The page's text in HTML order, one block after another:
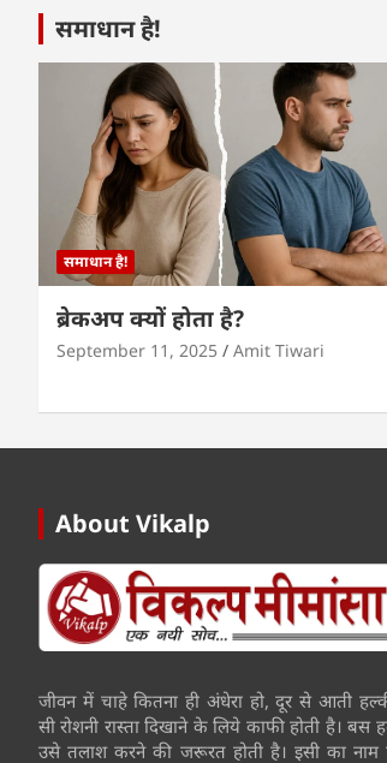
समाधान है!
समाधान है!
ब्रेकअप क्यों होता है?
September 11, 2025 Amit Tiwari
About Vikalp
जीवन में चाहे कितना ही अंधेरा हो, दूर से आती
सी रोशनी रास्ता दिखाने के लिये काफी होती है। बस
उसे तलाश करने की जरूरत होती है। इसी का नाम